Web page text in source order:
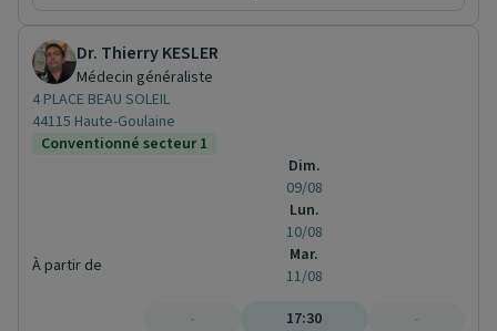
Dr. Thierry KESLER
Médecin généraliste
4 PLACE BEAU SOLEIL
44115 Haute-Goulaine
Conventionné secteur 1
À partir de
Dim.
09/08
Lun.
10/08
Mar.
11/08
-
17:30
-